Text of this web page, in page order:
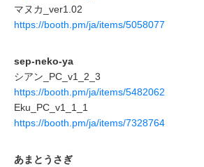
マヌカ_ver1.02
https://booth.pm/ja/items/5058077
sep-neko-ya
シアン_PC_v1_2_3
https://booth.pm/ja/items/5482062
Eku_PC_v1_1_1
https://booth.pm/ja/items/7328764
あまとうさぎ